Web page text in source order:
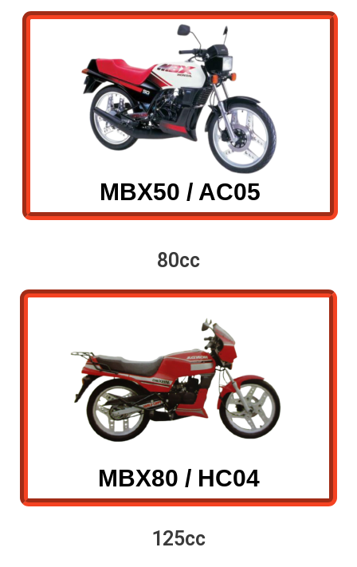
MBX50 / AC05
80cc
MBX80 / HC04
125cc